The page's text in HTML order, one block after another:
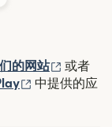
的网站 （在新
或者
打开）（在新窗口中
中提供的应